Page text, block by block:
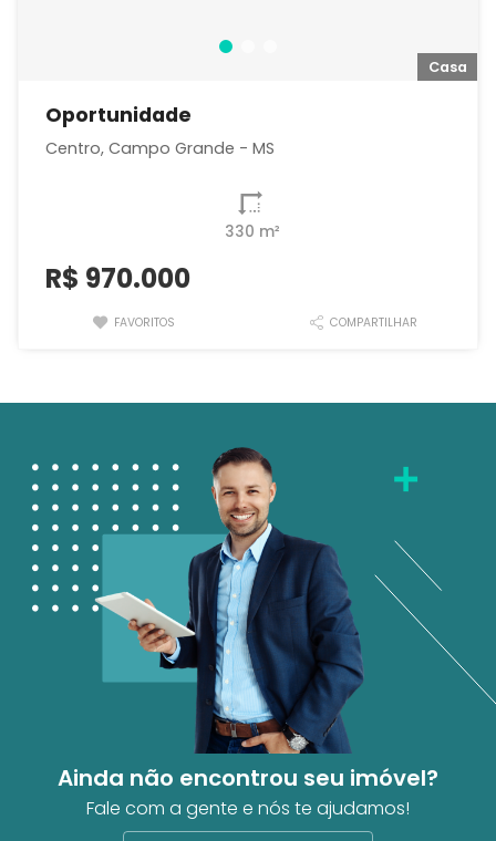
Casa
Oportunidade
Centro, Campo Grande - MS
330 m²
R$ 970.000
FAVORITOS COMPARTILHAR
Ainda não encontrou seu imóvel?
Fale com a gente e nós te ajudamos!